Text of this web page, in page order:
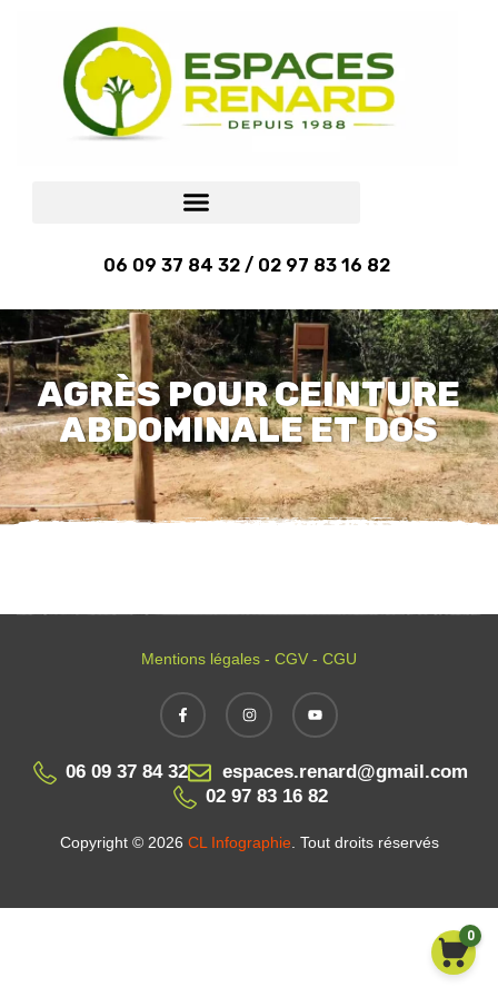
06 09 37 84 32 / 02 97 83 16 82
AGRÈS POUR CEINTURE
ABDOMINALE ET DOS
Mentions légales - CGV - CGU
06 09 37 84 32
espaces.renard@gmail.com
02 97 83 16 82
Copyright © 2026 CL Infographie . Tout droits réservés
0